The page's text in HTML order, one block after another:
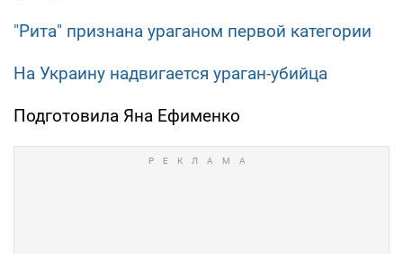
"Рита" признана ураганом первой категории
На Украину надвигается ураган-убийца
Подготовила Яна Ефименко